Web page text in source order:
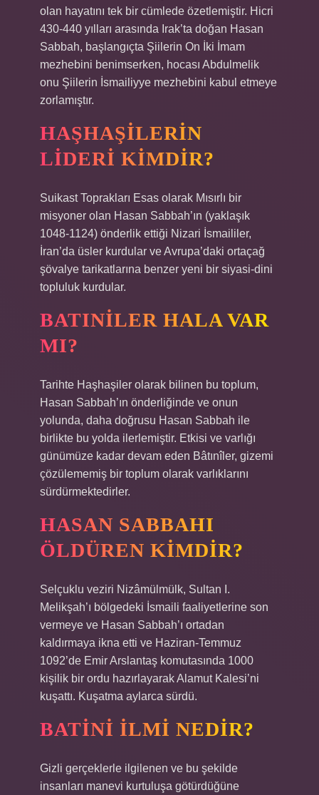
olan hayatını tek bir cümlede özetlemiştir. Hicri
430-440 yılları arasında Irak’ta doğan Hasan
Sabbah, başlangıçta Şiilerin On İki İmam
mezhebini benimserken, hocası Abdulmelik
onu Şiilerin İsmailiyye mezhebini kabul etmeye
zorlamıştır.
HAŞHAŞILERIN
LIDERI KIMDIR?
Suikast Toprakları Esas olarak Mısırlı bir
misyoner olan Hasan Sabbah’ın (yaklaşık
1048-1124) önderlik ettiği Nizari İsmaililer,
İran’da üsler kurdular ve Avrupa’daki ortaçağ
şövalye tarikatlarına benzer yeni bir siyasi-dini
topluluk kurdular.
BATINILER HALA VAR
MI?
Tarihte Haşhaşiler olarak bilinen bu toplum,
Hasan Sabbah’ın önderliğinde ve onun
yolunda, daha doğrusu Hasan Sabbah ile
birlikte bu yolda ilerlemiştir. Etkisi ve varlığı
günümüze kadar devam eden Bâtınîler, gizemi
çözülememiş bir toplum olarak varlıklarını
sürdürmektedirler.
HASAN SABBAHI
ÖLDÜREN KIMDIR?
Selçuklu veziri Nizâmülmülk, Sultan I.
Melikşah’ı bölgedeki İsmaili faaliyetlerine son
vermeye ve Hasan Sabbah’ı ortadan
kaldırmaya ikna etti ve Haziran-Temmuz
1092’de Emir Arslantaş komutasında 1000
kişilik bir ordu hazırlayarak Alamut Kalesi’ni
kuşattı. Kuşatma aylarca sürdü.
BATINI ILMI NEDIR?
Gizli gerçeklerle ilgilenen ve bu şekilde
insanları manevi kurtuluşa götürdüğüne